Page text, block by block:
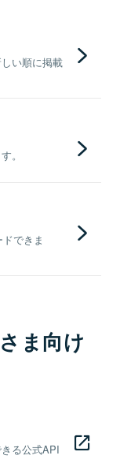
い順に掲載
。
できま
ま向け
る公式API